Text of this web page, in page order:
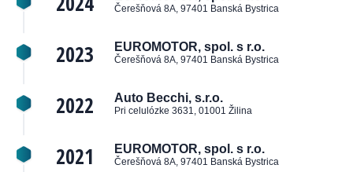
Čerešňová 8A, 97401 Banská Bystrica
2023 EUROMOTOR, spol. s r.o.
Čerešňová 8A, 97401 Banská Bystrica
2022 Auto Becchi, s.r.o.
Pri celulózke 3631, 01001 Žilina
2021 EUROMOTOR, spol. s r.o.
Čerešňová 8A, 97401 Banská Bystrica